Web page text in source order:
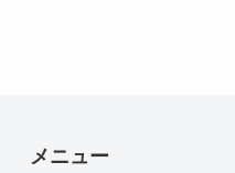
メニュー